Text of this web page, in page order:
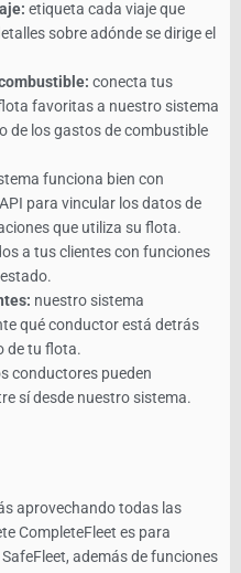
etiqueta cada viaje que
sobre adónde se dirige el
conecta tus
favoritas a nuestro sistema
de los gastos de combustible
funciona bien con
para vincular los datos de
que utiliza su flota.
a tus clientes con funciones
nuestro sistema
qué conductor está detrás
de tu flota.
conductores pueden
sí desde nuestro sistema.
aprovechando todas las
CompleteFleet es para
además de funciones